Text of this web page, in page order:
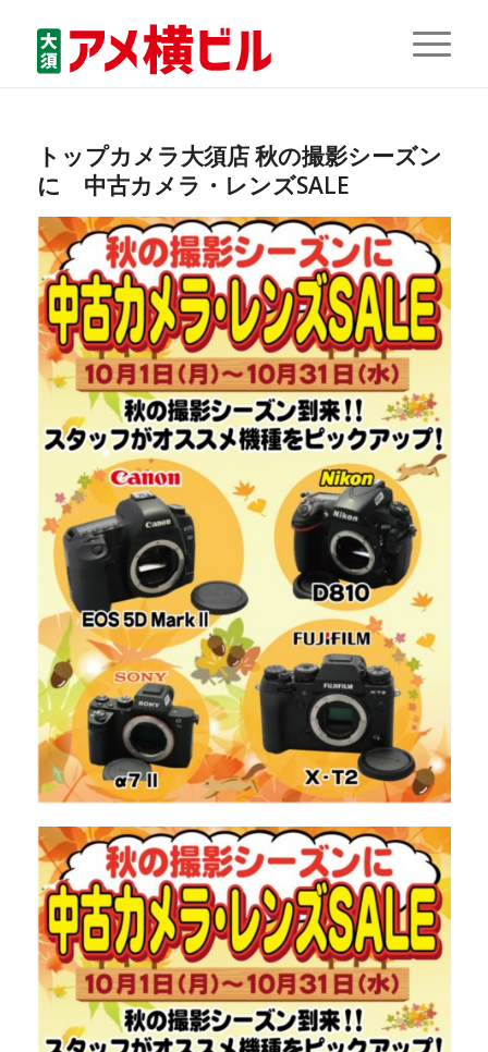
トップカメラ大須店 秋の撮影シーズン
に 中古カメラ・レンズSALE